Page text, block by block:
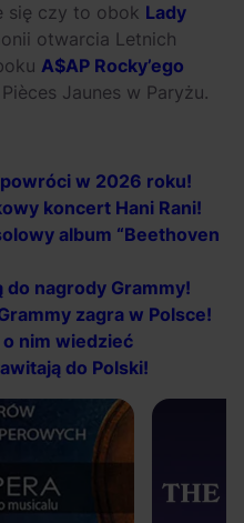
się czy to obok Lady
otwarcia Letnich
A$AP Rocky’ego
Jaunes w Paryżu.
powróci w 2026 roku!
koncert Hani Rani!
album “Beethoven
do nagrody Grammy!
zagra w Polsce!
nim wiedzieć
do Polski!